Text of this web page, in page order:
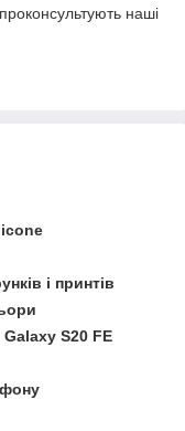
наші
і принтів
S20 FE